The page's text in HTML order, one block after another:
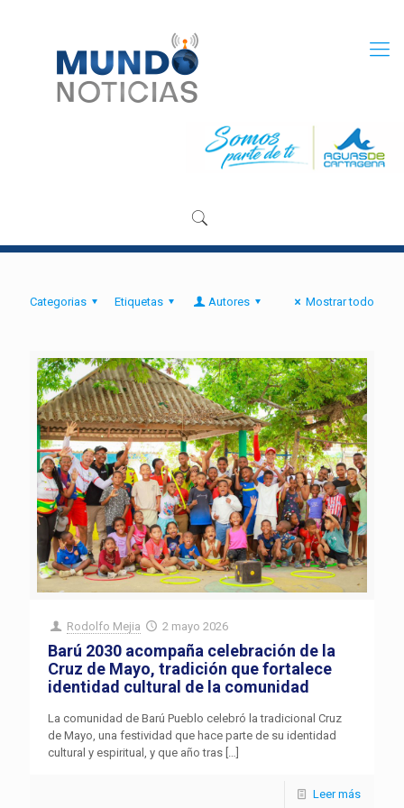
Categorias Etiquetas Autores Mostrar todo
Rodolfo Mejia 2 mayo 2026
Barú 2030 acompaña celebración de la
Cruz de Mayo, tradición que fortalece
identidad cultural de la comunidad
La comunidad de Barú Pueblo celebró la tradicional Cruz
de Mayo, una festividad que hace parte de su identidad
cultural y espiritual, y que año tras
Leer más